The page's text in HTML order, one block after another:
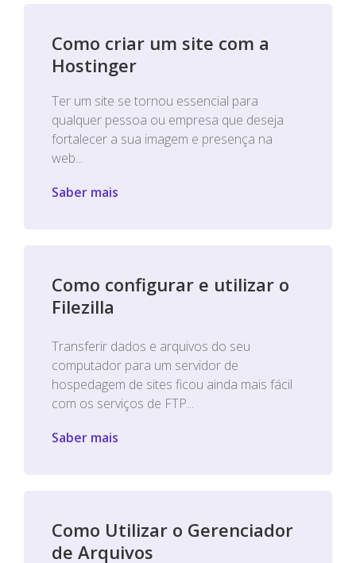
Como criar um site com a
Hostinger
Ter um site se tornou essencial para
qualquer pessoa ou empresa que deseja
fortalecer a sua imagem e presença na
web...
Saber mais
Como configurar e utilizar o
Filezilla
Transferir dados e arquivos do seu
computador para um servidor de
hospedagem de sites ficou ainda mais fácil
com os serviços de FTP...
Saber mais
Como Utilizar o Gerenciador
de Arquivos